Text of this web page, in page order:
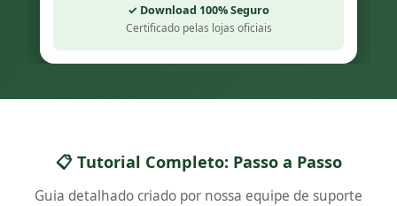
✓ Download 100% Seguro
Certificado pelas lojas oficiais
📋 Tutorial Completo: Passo a Passo
Guia detalhado criado por nossa equipe de suporte